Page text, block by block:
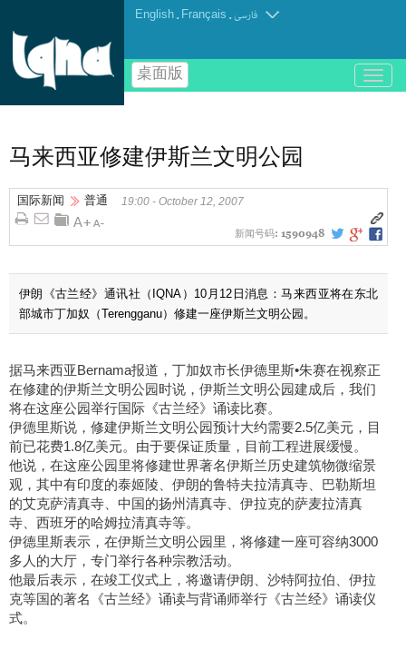
English . Français .فارسی
桌面版
باز
و
马来西亚修建伊斯兰文明公园
国际新闻 普通 19:00 - October 12, 2007
新闻号码: 1590948
伊朗《古兰经》通讯社（IQNA）10月12日消息：马来西亚将在东北
部城市丁加奴（Terengganu）修建一座伊斯兰文明公园。
据马来西亚Bernama报道，丁加奴市长伊德里斯•朱赛在视察正
在修建的伊斯兰文明公园时说，伊斯兰文明公园建成后，我们
将在这座公园举行国际《古兰经》诵读比赛。
伊德里斯说，修建伊斯兰文明公园预计大约需要2.5亿美元，目
前已花费1.8亿美元。由于要保证质量，目前工程进展缓慢。
他说，在这座公园里将修建世界著名伊斯兰历史建筑物微缩景
观，其中有印度的泰姬陵、伊朗的鲁特夫拉清真寺、巴勒斯坦
的艾克萨清真寺、中国的扬州清真寺、伊拉克的萨麦拉清真
寺、西班牙的哈姆拉清真寺等。
伊德里斯表示，在伊斯兰文明公园里，将修建一座可容纳3000
多人的大厅，专门举行各种宗教活动。
他最后表示，在竣工仪式上，将邀请伊朗、沙特阿拉伯、伊拉
克等国的著名《古兰经》诵读与背诵师举行《古兰经》诵读仪
式。